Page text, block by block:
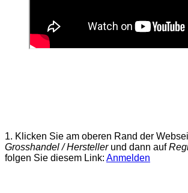
1. Klicken Sie am oberen Rand der
Grosshandel / Hersteller und dann auf
folgen Sie diesem Link: Anmelden